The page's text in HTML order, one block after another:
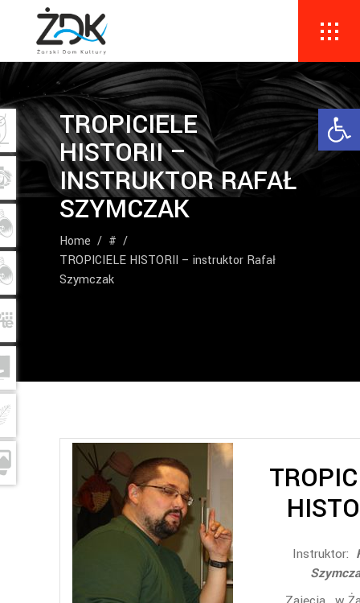
TROPICIELE
HISTORII –
INSTRUKTOR RAFAŁ
SZYMCZAK
Home / # /
TROPICIELE HISTORII – instruktor Rafał
Szymczak
Instruktor: